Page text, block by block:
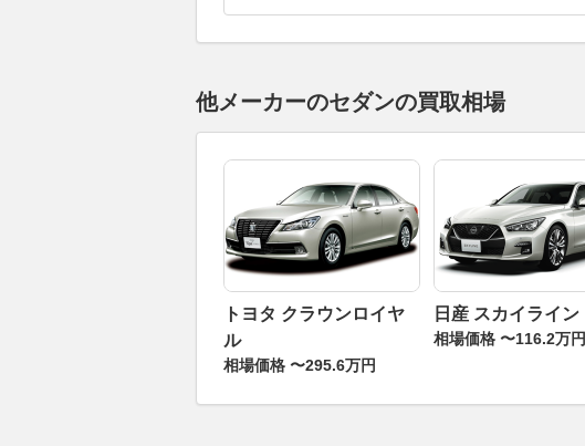
他メーカーのセダンの買取相場
トヨタ クラウンロイヤ
ル
相場価格 〜295.6万円
日産 スカイライン
相場価格 〜116.2万円